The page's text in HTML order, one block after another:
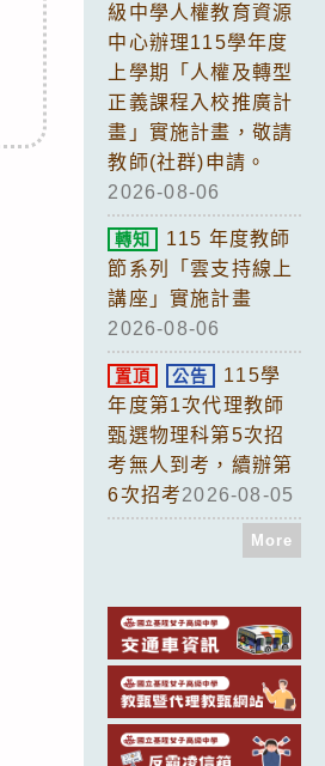
級中學人權教育資源
中心辦理115學年度
上學期「人權及轉型
正義課程入校推廣計
畫」實施計畫，敬請
教師(社群)申請。
2026-08-06
轉知
115 年度教師
節系列「雲支持線上
講座」實施計畫
2026-08-06
置頂 公告
115學
年度第1次代理教師
甄選物理科第5次招
考無人到考，續辦第
6次招考2026-08-05
More